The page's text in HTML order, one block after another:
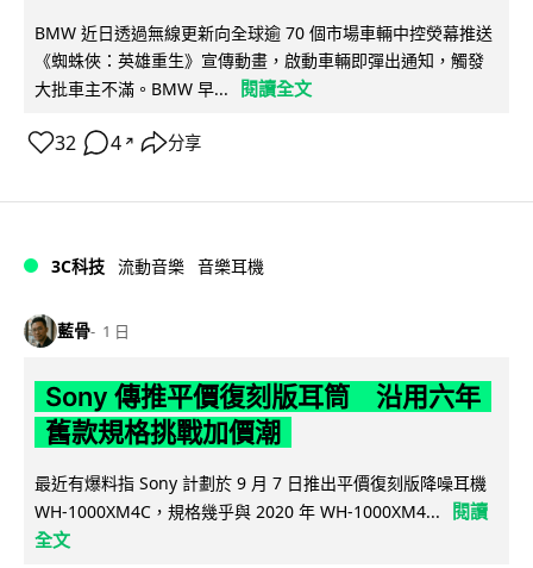
BMW 近日透過無線更新向全球逾 70 個市場車輛中控熒幕推送
《蜘蛛俠：英雄重生》宣傳動畫，啟動車輛即彈出通知，觸發
大批車主不滿。BMW 早...
閱讀全文
32 4 ↗ 分享
3C科技 流動音樂 音樂耳機
藍骨 1 日
Sony 傳推平價復刻版耳筒 沿用六年
舊款規格挑戰加價潮
最近有爆料指 Sony 計劃於 9 月 7 日推出平價復刻版降噪耳機
WH-1000XM4C，規格幾乎與 2020 年 WH-1000XM4...
閱讀
全文